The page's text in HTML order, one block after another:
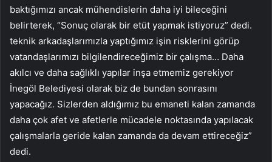
baktığımızı ancak mühendislerin daha iyi bileceğini
belirterek, “Sonuç olarak bir etüt yapmak istiyoruz” dedi.
teknik arkadaşlarımızla yaptığımız işin risklerini görüp
vatandaşlarımızı bilgilendireceğimiz bir çalışma… Daha
akılcı ve daha sağlıklı yapılar inşa etmemiz gerekiyor
İnegöl Belediyesi olarak biz de bundan sonrasını
yapacağız. Sizlerden aldığımız bu emaneti kalan zamanda
daha çok afet ve afetlerle mücadele noktasında yapılacak
çalışmalarla geride kalan zamanda da devam ettireceğiz”
dedi.